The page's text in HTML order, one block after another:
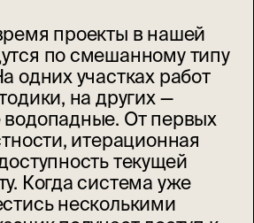
проекты в нашей
по смешанному типу
одних участках работ
на других —
водопадные. От первых
итерационная
текущей
Когда система уже
несколькими